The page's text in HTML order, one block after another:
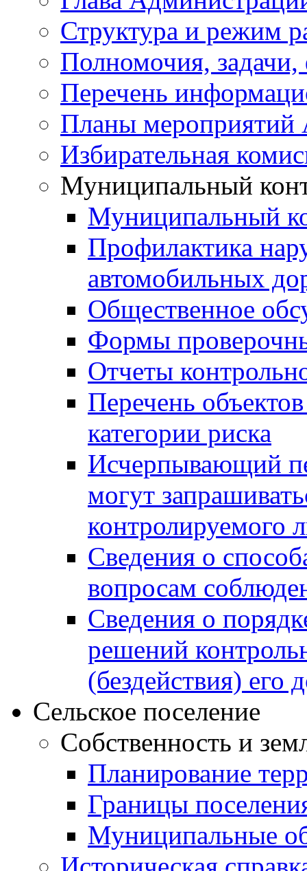
Структура и режим
Полномочия,
Перечень
Планы мероприятий
Избирательная
Муниципальный
Муниципальный
Профилактика
автомобильных
Общественное
Формы
Отчеты
Перечень
категории риска
Исчерпывающий
могут
контролируемого
Сведения о
вопросам
Сведения о
решений
(бездействия) его
Сельское поселение
Собственность и
Планирование
Границы
Муниципальные